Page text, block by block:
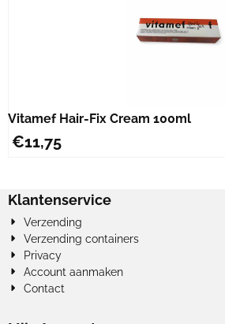
Vitamef Hair-Fix Cream 100ml
€11,75
Klantenservice
Verzending
Verzending containers
Privacy
Account aanmaken
Contact